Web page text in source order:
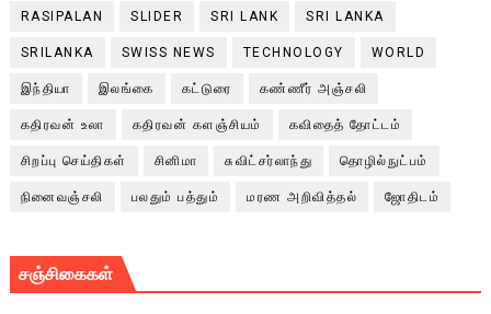
RASIPALAN SLIDER SRI LANK SRI LANKA
SRILANKA SWISS NEWS TECHNOLOGY WORLD
இந்தியா இலங்கை கட்டுரை கண்ணீர் அஞ்சலி
கதிரவன் உலா கதிரவன் களஞ்சியம் கவிதைத் தோட்டம்
சிறப்பு செய்திகள் சினிமா சுவிட்சர்லாந்து தொழில்நுட்பம்
நினைவஞ்சலி பலதும் பத்தும் மரண அறிவித்தல் ஜோதிடம்
சஞ்சிகைகள்